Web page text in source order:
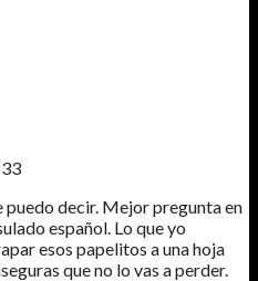
puedo decir. Mejor pregunta en
español. Lo que yo
esos papelitos a una hoja
que no lo vas a perder.